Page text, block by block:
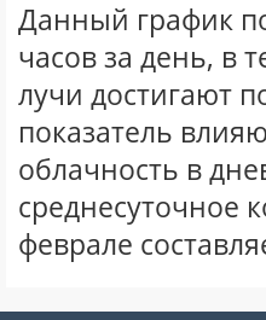
Данный график
часов за день, в
лучи достигают
показатель
облачность в
среднесуточное
феврале